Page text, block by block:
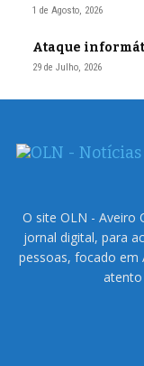
1 de Agosto, 2026
Ataque
29 de Julho, 2026
O site OLN - Aveiro
jornal digital, para
pessoas, focado em